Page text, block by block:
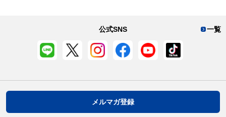
一覧
公式SNS
メルマガ登録